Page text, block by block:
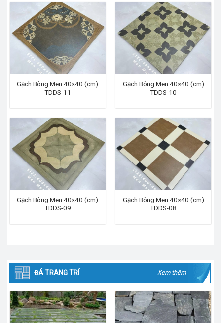
Gạch Bông Men 40×40 (cm)
TDDS-11
Gạch Bông Men 40×40 (cm)
TDDS-10
Gạch Bông Men 40×40 (cm)
TDDS-09
Gạch Bông Men 40×40 (cm)
TDDS-08
ĐÁ TRANG TRÍ Xem thêm